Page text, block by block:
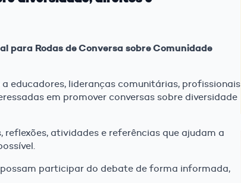
para Rodas de Conversa sobre Comunidade
educadores, lideranças comunitárias, profissionais
em promover conversas sobre diversidade
atividades e referências que ajudam a
participar do debate de forma informada,